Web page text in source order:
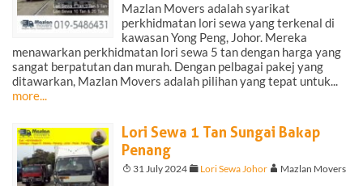
Mazlan Movers adalah syarikat
perkhidmatan lori sewa yang terkenal di
kawasan Yong Peng, Johor. Mereka
menawarkan perkhidmatan lori sewa 5 tan dengan harga yang
sangat berpatutan dan murah. Dengan pelbagai pakej yang
ditawarkan, Mazlan Movers adalah pilihan yang tepat untuk...
more...
Lori Sewa 1 Tan Sungai Bakap
Penang
T 31 July 2024 F Lori Sewa Johor A Mazlan Movers